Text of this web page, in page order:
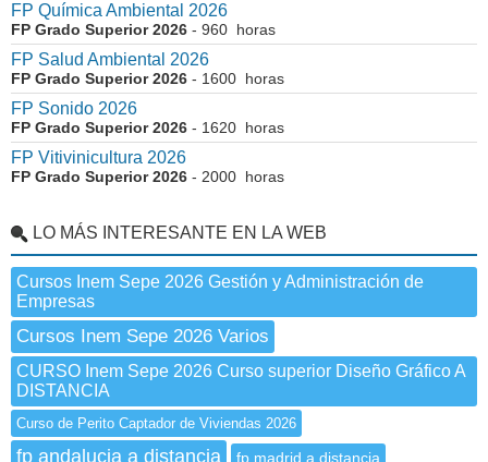
FP Química Ambiental 2026
FP Grado Superior 2026 - 960 horas
FP Salud Ambiental 2026
FP Grado Superior 2026 - 1600 horas
FP Sonido 2026
FP Grado Superior 2026 - 1620 horas
FP Vitivinicultura 2026
FP Grado Superior 2026 - 2000 horas
LO MÁS INTERESANTE EN LA WEB
Cursos Inem Sepe 2026 Gestión y Administración de
Empresas
Cursos Inem Sepe 2026 Varios
CURSO Inem Sepe 2026 Curso superior Diseño Gráfico A
DISTANCIA
Curso de Perito Captador de Viviendas 2026
fp andalucia a distancia fp madrid a distancia